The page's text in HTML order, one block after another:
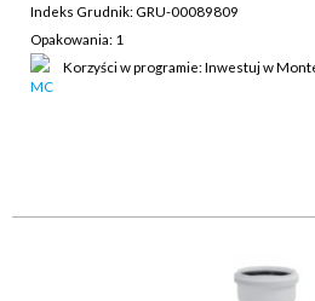
Indeks Grudnik: GRU-00089809
Opakowania: 1
Korzyści w programie: Inwestuj w